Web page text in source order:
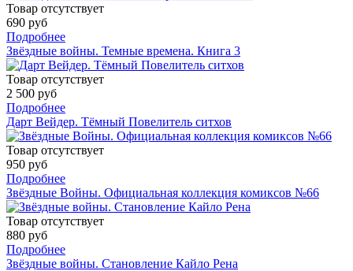
Товар отсутствует
690 руб
Подробнее
Звёздные войны. Темные времена. Книга 3
Товар отсутствует
2 500 руб
Подробнее
Дарт Вейдер. Тёмный Повелитель ситхов
Товар отсутствует
950 руб
Подробнее
Звёздные Войны. Официальная коллекция комиксов №66
Товар отсутствует
880 руб
Подробнее
Звёздные войны. Становление Кайло Рена